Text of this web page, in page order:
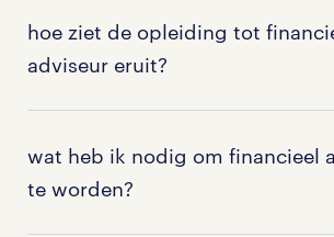
hoe ziet de opleiding tot
adviseur eruit?
bestaat uit meerdere stappen. Stap
(na je aanmelding) bellen of appen
wat heb ik nodig om financieel
te worden?